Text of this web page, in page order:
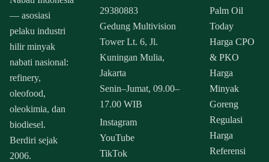
— asosiasi
pelaku industri
hilir minyak
nabati nasional:
refinery,
oleofood,
oleokimia, dan
biodiesel.
Berdiri sejak
2006.
29380883
Gedung Multivision
Tower Lt. 6, Jl.
Kuningan Mulia,
Jakarta
Senin–Jumat, 09.00–
17.00 WIB
Instagram
YouTube
TikTok
Palm Oil
Today
Harga CPO
& PKO
Harga
Minyak
Goreng
Regulasi
Harga
Referensi